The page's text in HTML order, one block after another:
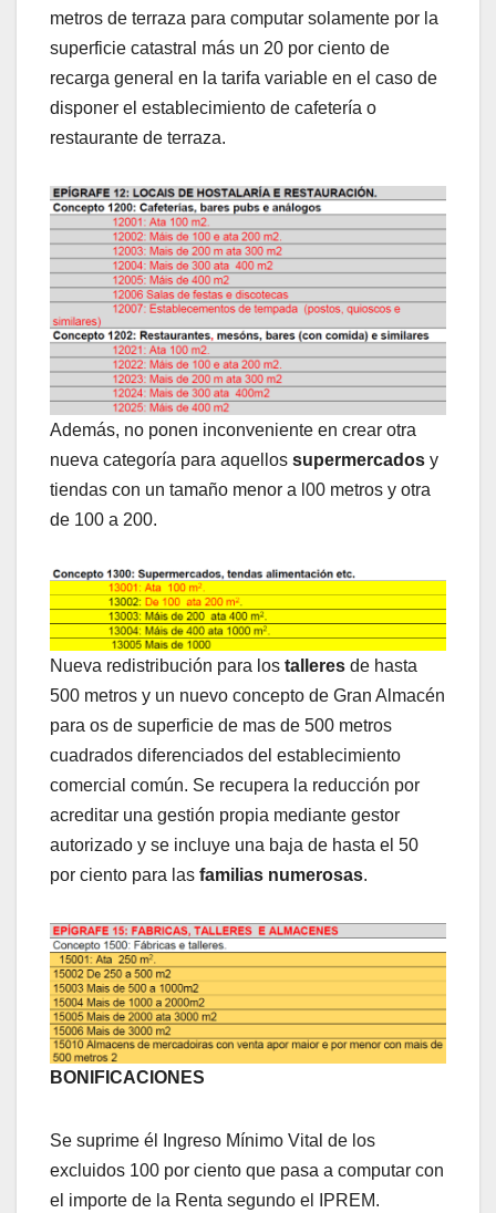
metros de terraza para computar solamente por la
superficie catastral más un 20 por ciento de
recarga general en la tarifa variable en el caso de
disponer el establecimiento de cafetería o
restaurante de terraza.
Además, no ponen inconveniente en crear otra
nueva categoría para aquellos supermercados y
tiendas con un tamaño menor a l00 metros y otra
de 100 a 200.
Nueva redistribución para los talleres de hasta
500 metros y un nuevo concepto de Gran Almacén
para os de superficie de mas de 500 metros
cuadrados diferenciados del establecimiento
comercial común. Se recupera la reducción por
acreditar una gestión propia mediante gestor
autorizado y se incluye una baja de hasta el 50
por ciento para las familias numerosas.
BONIFICACIONES
Se suprime él Ingreso Mínimo Vital de los
excluidos 100 por ciento que pasa a computar con
el importe de la Renta segundo el IPREM.